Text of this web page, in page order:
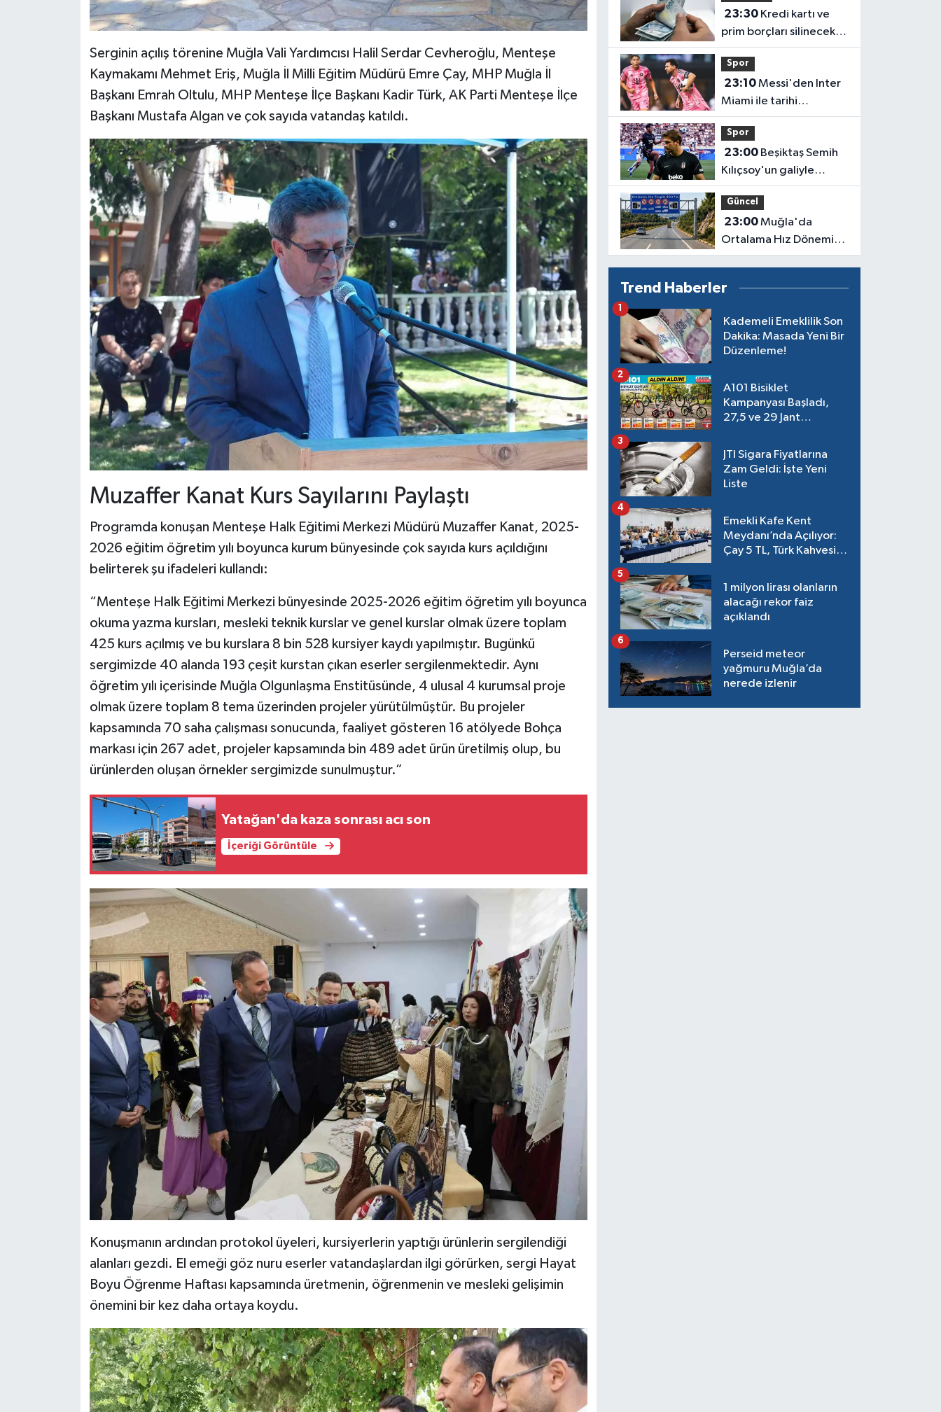
Serginin açılış törenine Muğla Vali Yardımcısı Halil Serdar Cevheroğlu, Menteşe
Kaymakamı Mehmet Eriş, Muğla İl Milli Eğitim Müdürü Emre Çay, MHP Muğla İl
Başkanı Emrah Oltulu, MHP Menteşe İlçe Başkanı Kadir Türk, AK Parti Menteşe İlçe
Başkanı Mustafa Algan ve çok sayıda vatandaş katıldı.
Muzaffer Kanat Kurs Sayılarını Paylaştı
Programda konuşan Menteşe Halk Eğitimi Merkezi Müdürü Muzaffer Kanat, 2025-
2026 eğitim öğretim yılı boyunca kurum bünyesinde çok sayıda kurs açıldığını
belirterek şu ifadeleri kullandı:
“Menteşe Halk Eğitimi Merkezi bünyesinde 2025-2026 eğitim öğretim yılı boyunca
okuma yazma kursları, mesleki teknik kurslar ve genel kurslar olmak üzere toplam
425 kurs açılmış ve bu kurslara 8 bin 528 kursiyer kaydı yapılmıştır. Bugünkü
sergimizde 40 alanda 193 çeşit kurstan çıkan eserler sergilenmektedir. Aynı
öğretim yılı içerisinde Muğla Olgunlaşma Enstitüsünde, 4 ulusal 4 kurumsal proje
olmak üzere toplam 8 tema üzerinden projeler yürütülmüştür. Bu projeler
kapsamında 70 saha çalışması sonucunda, faaliyet gösteren 16 atölyede Bohça
markası için 267 adet, projeler kapsamında bin 489 adet ürün üretilmiş olup, bu
ürünlerden oluşan örnekler sergimizde sunulmuştur.”
Yatağan'da kaza sonrası acı son
İçeriği Görüntüle
Konuşmanın ardından protokol üyeleri, kursiyerlerin yaptığı ürünlerin sergilendiği
alanları gezdi. El emeği göz nuru eserler vatandaşlardan ilgi görürken, sergi Hayat
Boyu Öğrenme Haftası kapsamında üretmenin, öğrenmenin ve mesleki gelişimin
önemini bir kez daha ortaya koydu.
23:30Kredi kartı ve
prim borçları silinecek
mi? Gözler TBMM'ye
çevrildi
Spor
23:10Messi'den Inter
Miami ile tarihi
performans! Rekorlara
doymuyor
Spor
23:00Beşiktaş Semih
Kılıçsoy'un galiyle
avantajı elde etti!
Güncel
23:00Muğla'da
Ortalama Hız Dönemi
Başlıyor
Trend Haberler
Kademeli Emeklilik Son
Dakika: Masada Yeni Bir
Düzenleme!
1
A101 Bisiklet
Kampanyası Başladı,
27,5 ve 29 Jant
2
JTI Sigara Fiyatlarına
Zam Geldi: İşte Yeni
Liste
3
Emekli Kafe Kent
Meydanı’nda Açılıyor:
Çay 5 TL, Türk Kahvesi
4
1 milyon lirası olanların
alacağı rekor faiz
açıklandı
5
Perseid meteor
yağmuru Muğla’da
nerede izlenir
6